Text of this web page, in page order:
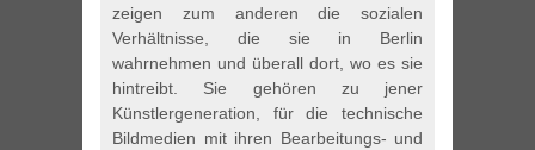
zeigen zum anderen die sozialen
Verhältnisse, die sie in Berlin
wahrnehmen und überall dort, wo es sie
hintreibt. Sie gehören zu jener
Künstlergeneration, für die technische
Bildmedien mit ihren Bearbeitungs- und